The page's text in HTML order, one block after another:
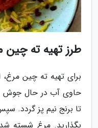
طرز تهیه ته چین
برای تهیه ته چین مرغ،
حاوی آب در حال جوش
تا برنج نیم پز گردد.
بگذارید. مرغ شسته